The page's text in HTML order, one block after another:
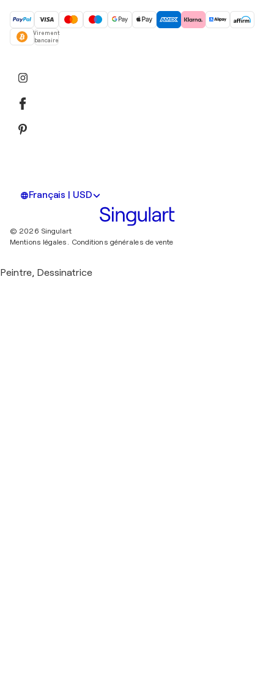
Virement
bancaire
Français | USD
© 2026 Singulart
Mentions légales. Conditions générales de vente
Peintre, Dessinatrice